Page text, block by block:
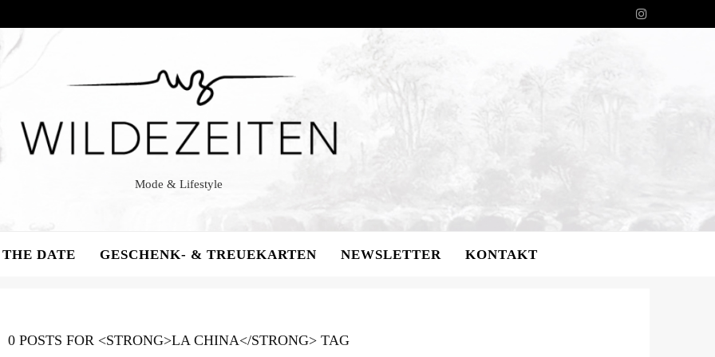
WILDE
ZEITEN
Mode & Lifestyle
THE DATE GESCHENK- & TREUEKARTEN NEWSLETTER KONTAKT
0 POSTS FOR <STRONG>LA CHINA</STRONG> TAG